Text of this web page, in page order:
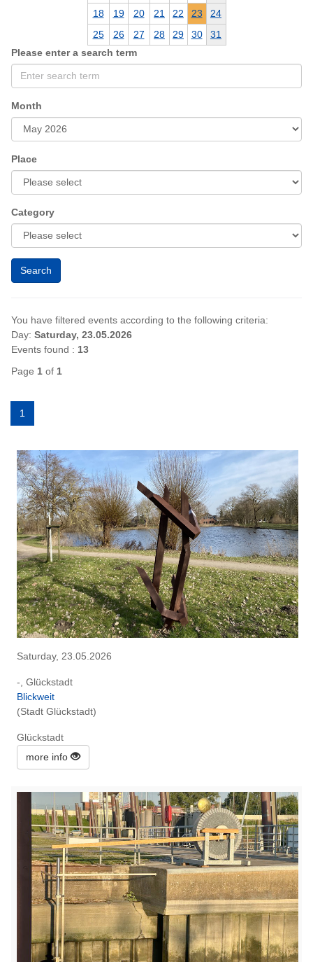
18
19 20 21 22 23
24
25
26 27 28 29 30
31
Please enter a search term
Month
Place
Category
You have filtered events according to the following criteria:
Day: Saturday, 23.05.2026
Events found : 13
Page 1 of 1
1
Saturday, 23.05.2026
-, Glückstadt
Blickweit
(Stadt Glückstadt)
Glückstadt
more info